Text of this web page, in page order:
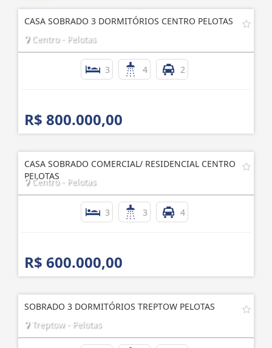
CASA SOBRADO 3 DORMITÓRIOS CENTRO PELOTAS
Centro - Pelotas
3 4 2
R$ 800.000,00
CASA SOBRADO COMERCIAL/ RESIDENCIAL CENTRO
PELOTAS
Centro - Pelotas
3 3 4
R$ 600.000,00
SOBRADO 3 DORMITÓRIOS TREPTOW PELOTAS
Treptow - Pelotas